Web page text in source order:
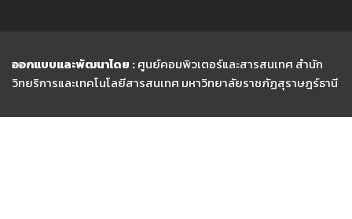
ออกแบบและพัฒนาโดย :ศูนย์คอมพิวเตอร์และสารสนเทศ สำนัก
วิทยริการและเทคโนโลยีสารสนเทศ มหาวิทยาลัยราชภัฏสุราษฎร์ธานี